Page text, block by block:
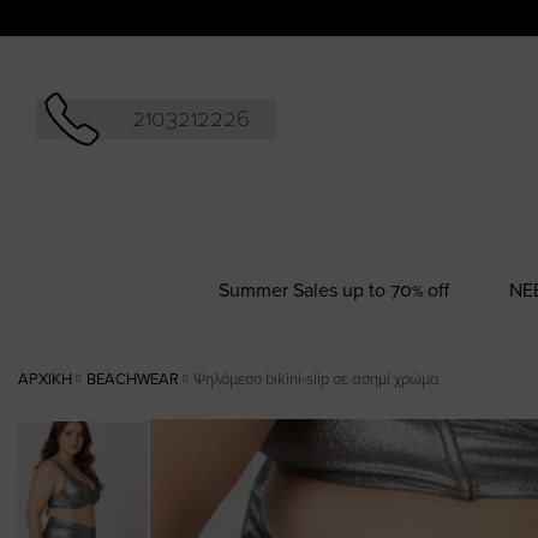
2103212226
Summer Sales up to 70% off
ΑΡΧΙΚΉ BEACHWEAR Ψηλόμεσο bikini-slip σε ασημί χρώμα
Skip
end